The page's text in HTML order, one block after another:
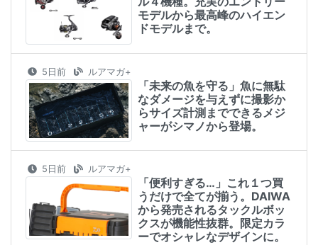
モデルから最高峰のハイエン
ドモデルまで。
5日前 ルアマガ+
「未来の魚を守る」魚に無駄
なダメージを与えずに撮影か
らサイズ計測までできるメジ
ャーがシマノから登場。
5日前 ルアマガ+
「便利すぎる…」これ１つ買
うだけで全てが揃う。DAIWA
から発売されるタックルボッ
クスが機能性抜群。限定カラ
ーでオシャレなデザインに。